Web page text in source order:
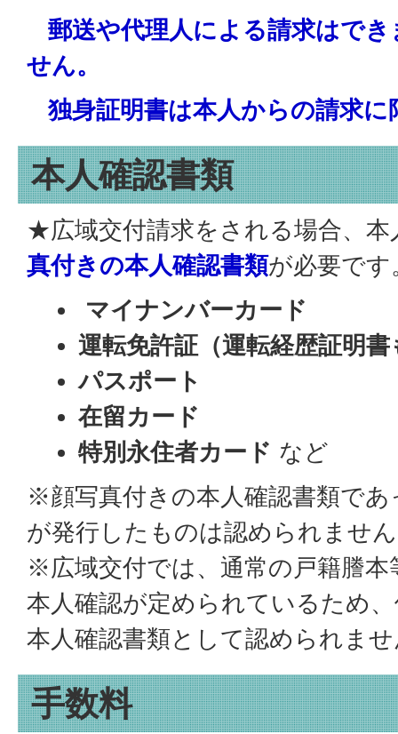
郵送や代理人による請求はでき
せん。
独身証明書は本人からの請求に
本人確認書類
★広域交付請求をされる場合、本
真付きの本人確認書類が必要です
マイナンバーカード
運転免許証（運転経歴証明書
パスポート
在留カード
特別永住者カード など
※顔写真付きの本人確認書類であ
が発行したものは認められませ
※広域交付では、通常の戸籍謄
本人確認が定められているため
本人確認書類として認められま
手数料